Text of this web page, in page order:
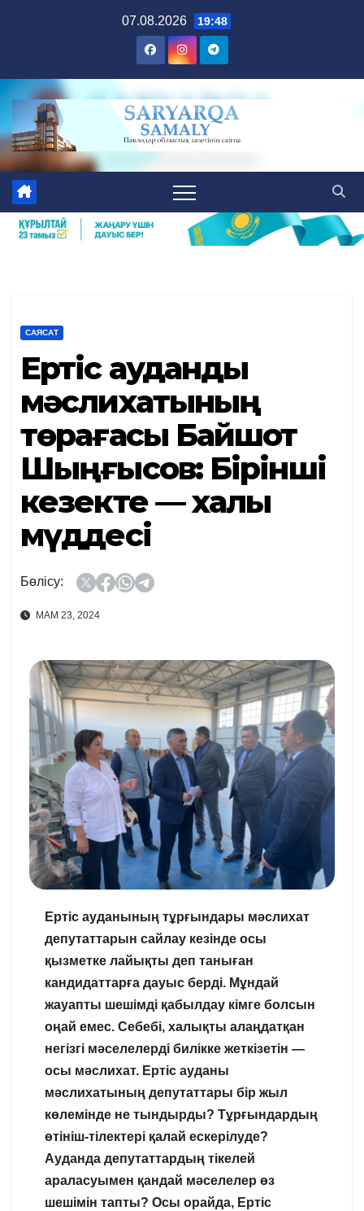
07.08.2026 19:48
САЯСАТ
Ертіс аудандық
мәслихатының
төрағасы Байшот
Шыңғысов: Бірінші
кезекте — халық
мүддесі
Бөлісу:
МАМ 23, 2024
Ертіс ауданының тұрғындары мәслихат
депутаттарын сайлау кезінде осы
қызметке лайықты деп таныған
кандидаттарға дауыс берді. Мұндай
жауапты шешімді қабылдау кімге болсын
оңай емес. Себебі, халықты алаңдатқан
негізгі мәселелерді билікке жеткізетін —
осы мәслихат. Ертіс ауданы
мәслихатының депутаттары бір жыл
көлемінде не тындырды? Тұрғындардың
өтініш-тілектері қалай ескерілуде?
Ауданда депутаттардың тікелей
араласуымен қандай мәселелер өз
шешімін тапты? Осы орайда, Ертіс